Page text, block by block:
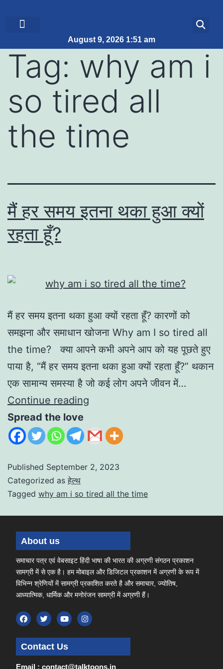
August 9, 2026 1:51 am
Tag: why am i
so tired all
the time
मैं हर समय इतना थका हुआ क्यों
रहता हूँ?
मैं हर समय इतना थका हुआ क्यों रहता हूँ? कारणों को
समझना और समाधान खोजना Why am I so tired all
the time? क्या आपने कभी अपने आप को यह पूछते हुए
पाया है, “मैं हर समय इतना थका हुआ क्यों रहता हूँ?” थकान
एक सामान्य समस्या है जो कई लोग अपने जीवन में…
Continue reading
Spread the love
Published September 2, 2023
Categorized as हेल्थ
Tagged why am i so tired all the time
About us
समाचार पत्र एवं वेबसाइट हिंदी भाषा की भारत की अग्रणी संगठन प्रकाशन
सामग्री में से एक है। हम मोबाइल और डिजिटल प्रकाशन में अग्रणी के रूप में
विभिन्न श्रेणियों में सामग्री प्रकाशित करते है और समाचार, ज्योतिष,
आध्यात्मिक, धार्मिक और मनोरंजन सामग्री में अग्रणी हैं।
Contact Us
Email : contact@talktoons.in